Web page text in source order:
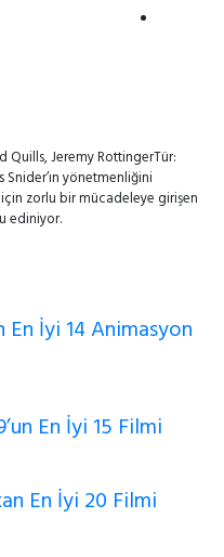
Quills, Jeremy RottingerTür:
yönetmenliğini
zorlu bir mücadeleye girişen
ediniyor.
İyi 14 Animasyon
En İyi 15 Filmi
En İyi 20 Filmi